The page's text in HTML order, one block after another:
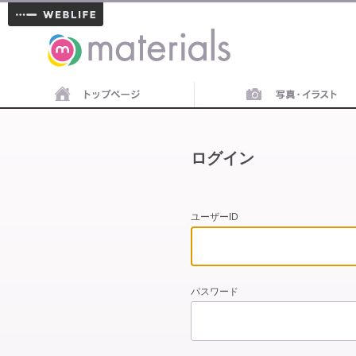
materials
ログイン
ユーザーID
パスワード